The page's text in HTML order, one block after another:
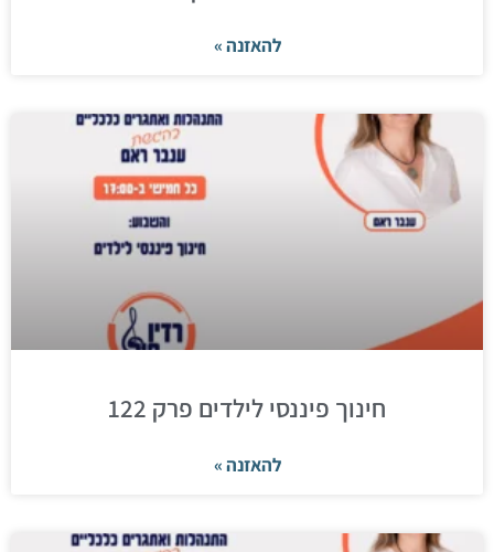
להאזנה »
חינוך פיננסי לילדים פרק 122
להאזנה »